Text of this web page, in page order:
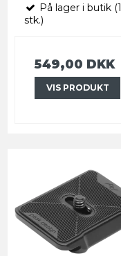
På lager i butik (1
stk.)
549,00 DKK
VIS PRODUKT